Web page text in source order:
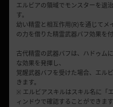
エルビアの領域でモンスターを退
す。
幼い精霊と相互作用(R)を通じて
の力を借りた精霊武器バフ効果を
古代精霊の武器バフは、ハドゥム
な効果を発揮し、
覚醒武器バフを受けた場合、エル
きます。
※ エルビアスキルはスキル名に「
ィンドウで確認することができます